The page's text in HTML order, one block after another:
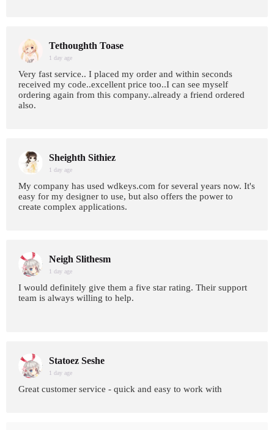
Tethoughth Toase
1 day age
Very fast service.. I placed my order and within seconds
received my code..excellent price too..I can see myself
ordering again from this company..already a friend ordered
also.
Sheighth Sithiez
1 day age
My company has used wdkeys.com for several years now. It's
easy for my designer to use, but also offers the power to
create complex applications.
Neigh Slithesm
1 day age
I would definitely give them a five star rating. Their support
team is always willing to help.
Statoez Seshe
1 day age
Great customer service - quick and easy to work with